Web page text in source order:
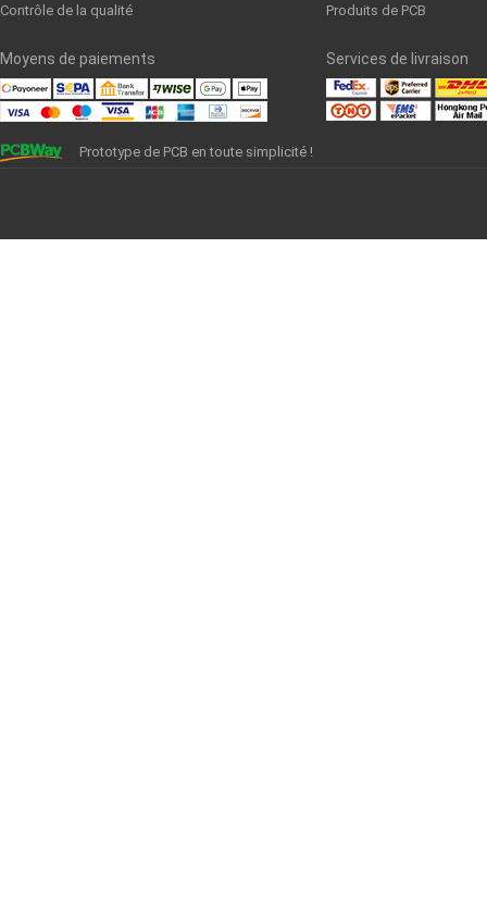
Contrôle de la qualité
Produits de PCB
Moyens de paiements Services de livraison
Prototype de PCB en toute simplicité !